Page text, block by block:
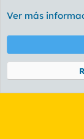
Cookies
PL
Community platform
Ver más